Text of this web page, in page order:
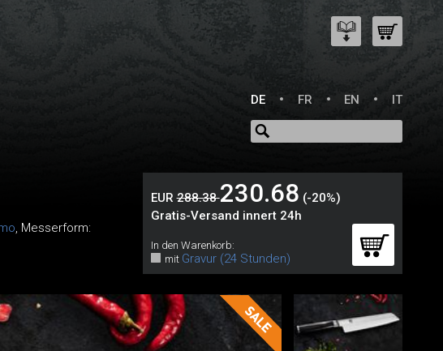
DE
FR EN IT
, Messerform:
EUR288.38230.68 (-20%)
Gratis-Versand innert 24h
In den Warenkorb:
mit Gravur (24 Stunden)